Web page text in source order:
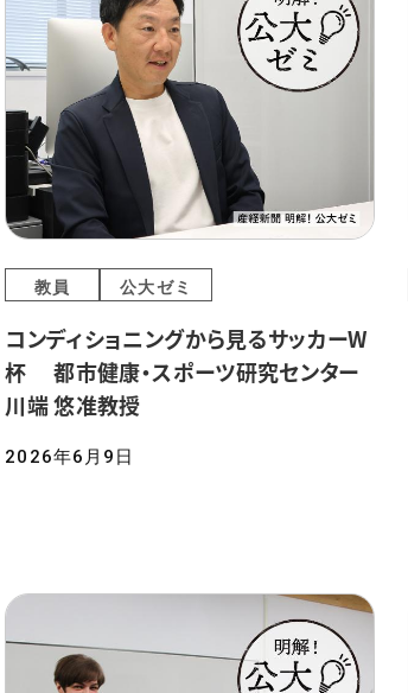
2026年6月9日
教員 公大ゼミ
コンディショニングから見るサッカーW
杯 都市健康・スポーツ研究センター
川端 悠准教授